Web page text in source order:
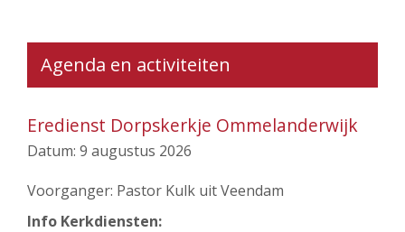
Agenda en activiteiten
Eredienst Dorpskerkje Ommelanderwijk
Datum: 9 augustus 2026
Voorganger: Pastor Kulk uit Veendam
Info Kerkdiensten: